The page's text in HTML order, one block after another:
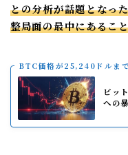
との分析が話題となっ
整局面の最中にあるこ
BTC価格が25,240ドルま
ビッ
への